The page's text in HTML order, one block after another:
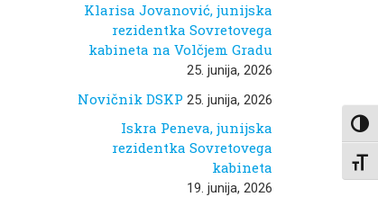
Klarisa Jovanović, junijska
rezidentka Sovretovega
kabineta na Volčjem Gradu
25. junija, 2026
Novičnik DSKP 25. junija, 2026
Iskra Peneva, junijska
rezidentka Sovretovega
kabineta
19. junija, 2026